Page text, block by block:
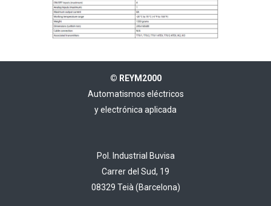
© REYM2000
Automatismos eléctricos
y electrónica aplicada
Pol. Industrial Buvisa
Carrer del Sud, 19
08329 Teià (Barcelona)